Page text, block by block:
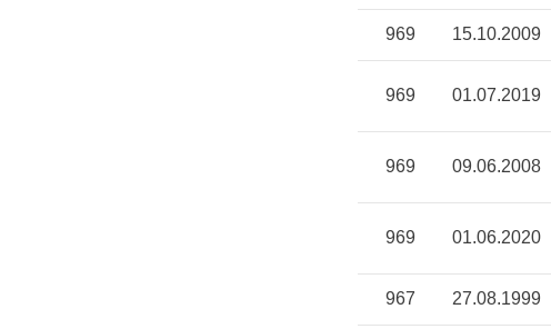
969 15.10.2009
969 01.07.2019
969 09.06.2008
969 01.06.2020
967 27.08.1999